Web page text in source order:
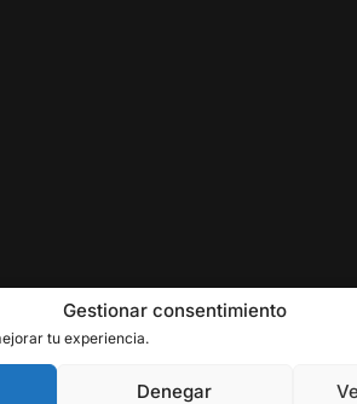
Gestionar consentimiento
tu experiencia.
Denegar